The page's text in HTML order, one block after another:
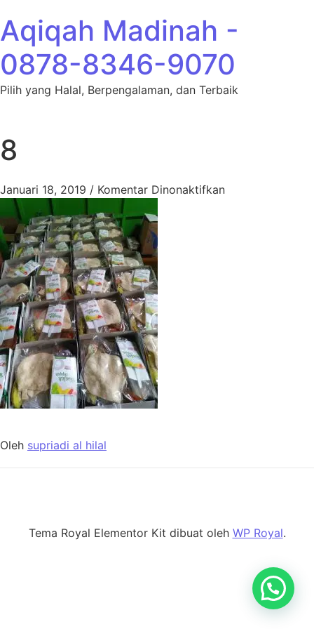
Aqiqah Madinah -
0878-8346-9070
Pilih yang Halal, Berpengalaman, dan Terbaik
8
Januari 18, 2019 / Komentar Dinonaktifkanpada 8
Oleh supriadi al hilal
Tema Royal Elementor Kit dibuat oleh WP Royal.